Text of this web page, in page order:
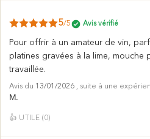
5/5 Avis vérifié
Pour offrir à un amateur de vin,
platines gravées à la lime, mouche
travaillée.
Avis du 13/01/2026 , suite à une
M.
👍 UTILE (0)